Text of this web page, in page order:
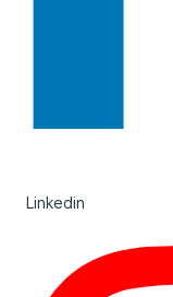
Linkedin